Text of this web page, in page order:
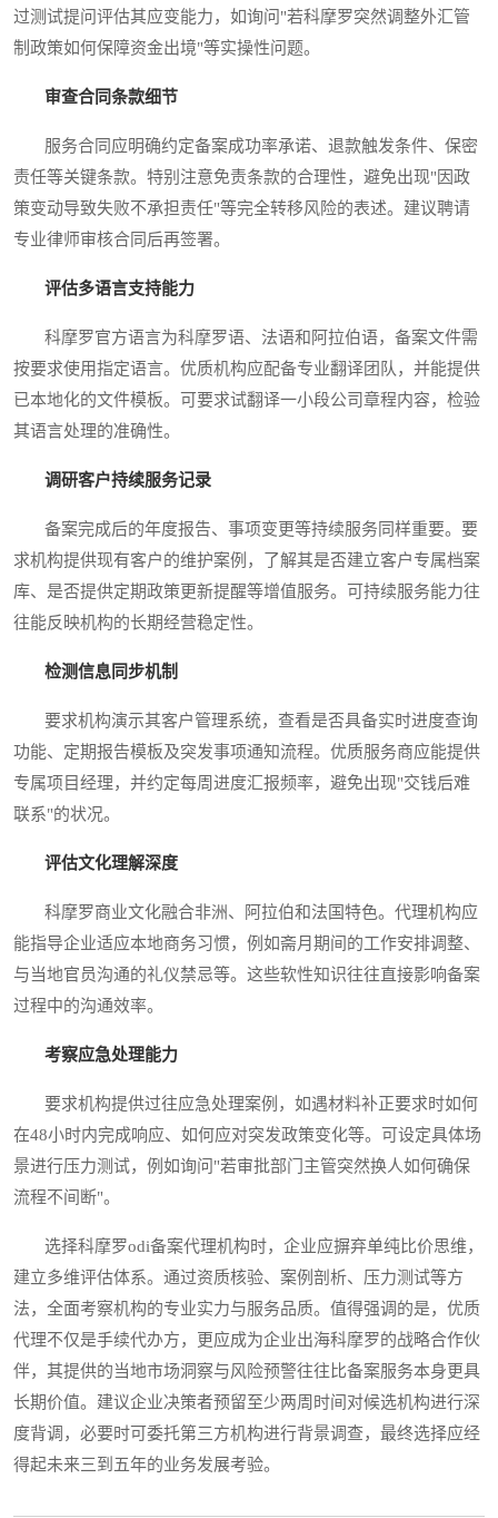
过测试提问评估其应变能力，如询问"若科摩罗突然调整外汇管
制政策如何保障资金出境"等实操性问题。
审查合同条款细节
服务合同应明确约定备案成功率承诺、退款触发条件、保密
责任等关键条款。特别注意免责条款的合理性，避免出现"因政
策变动导致失败不承担责任"等完全转移风险的表述。建议聘请
专业律师审核合同后再签署。
评估多语言支持能力
科摩罗官方语言为科摩罗语、法语和阿拉伯语，备案文件需
按要求使用指定语言。优质机构应配备专业翻译团队，并能提供
已本地化的文件模板。可要求试翻译一小段公司章程内容，检验
其语言处理的准确性。
调研客户持续服务记录
备案完成后的年度报告、事项变更等持续服务同样重要。要
求机构提供现有客户的维护案例，了解其是否建立客户专属档案
库、是否提供定期政策更新提醒等增值服务。可持续服务能力往
往能反映机构的长期经营稳定性。
检测信息同步机制
要求机构演示其客户管理系统，查看是否具备实时进度查询
功能、定期报告模板及突发事项通知流程。优质服务商应能提供
专属项目经理，并约定每周进度汇报频率，避免出现"交钱后难
联系"的状况。
评估文化理解深度
科摩罗商业文化融合非洲、阿拉伯和法国特色。代理机构应
能指导企业适应本地商务习惯，例如斋月期间的工作安排调整、
与当地官员沟通的礼仪禁忌等。这些软性知识往往直接影响备案
过程中的沟通效率。
考察应急处理能力
要求机构提供过往应急处理案例，如遇材料补正要求时如何
在48小时内完成响应、如何应对突发政策变化等。可设定具体场
景进行压力测试，例如询问"若审批部门主管突然换人如何确保
流程不间断"。
选择科摩罗odi备案代理机构时，企业应摒弃单纯比价思维，
建立多维评估体系。通过资质核验、案例剖析、压力测试等方
法，全面考察机构的专业实力与服务品质。值得强调的是，优质
代理不仅是手续代办方，更应成为企业出海科摩罗的战略合作伙
伴，其提供的当地市场洞察与风险预警往往比备案服务本身更具
长期价值。建议企业决策者预留至少两周时间对候选机构进行深
度背调，必要时可委托第三方机构进行背景调查，最终选择应经
得起未来三到五年的业务发展考验。